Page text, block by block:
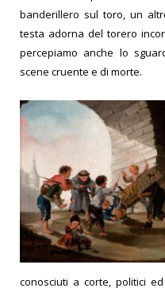
banderillero sul toro, un
testa adorna del torero
percepiamo anche lo
scene cruente e di morte.
conosciuti a corte, politici